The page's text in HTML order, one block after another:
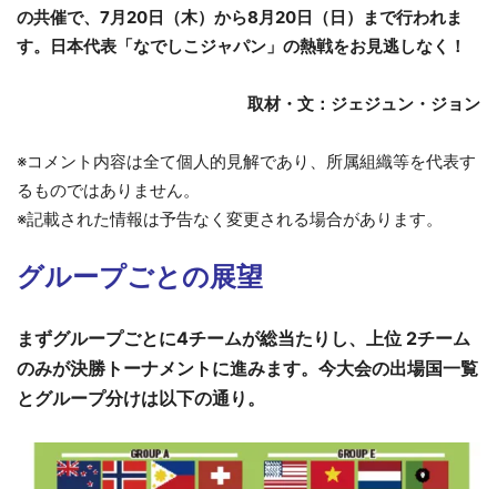
の共催で、7月20日（木）から8月20日（日）まで行われま
す。日本代表「なでしこジャパン」の熱戦をお見逃しなく！
取材・文：ジェジュン・ジョン
※コメント内容は全て個人的見解であり、所属組織等を代表す
るものではありません。
※記載された情報は予告なく変更される場合があります。
グループごとの展望
まずグループごとに4チームが総当たりし、上位 2チーム
のみが決勝トーナメントに進みます。今大会の出場国一覧
とグループ分けは以下の通り。